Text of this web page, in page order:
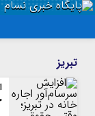
سروش
آپارات
رمز عبور
تبریز